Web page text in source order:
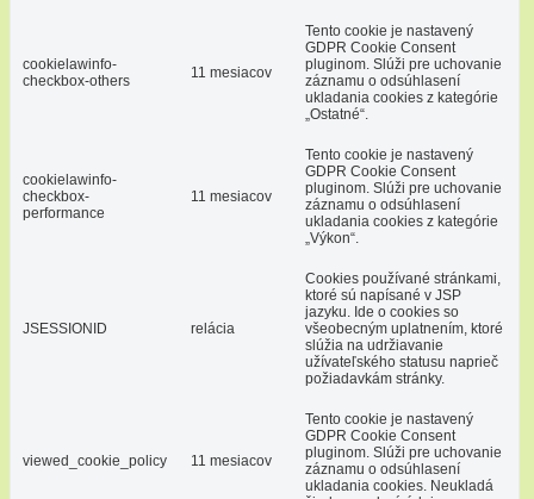
cookielawinfo-
checkbox-others
11 mesiacov
Tento cookie je nastavený
GDPR Cookie Consent
pluginom. Slúži pre uchovanie
záznamu o odsúhlasení
ukladania cookies z kategórie
„Ostatné“.
cookielawinfo-
checkbox-
performance
11 mesiacov
Tento cookie je nastavený
GDPR Cookie Consent
pluginom. Slúži pre uchovanie
záznamu o odsúhlasení
ukladania cookies z kategórie
„Výkon“.
JSESSIONID relácia
Cookies používané stránkami,
ktoré sú napísané v JSP
jazyku. Ide o cookies so
všeobecným uplatnením, ktoré
slúžia na udržiavanie
užívateľského statusu naprieč
požiadavkám stránky.
viewed_cookie_policy 11 mesiacov
Tento cookie je nastavený
GDPR Cookie Consent
pluginom. Slúži pre uchovanie
záznamu o odsúhlasení
ukladania cookies. Neukladá